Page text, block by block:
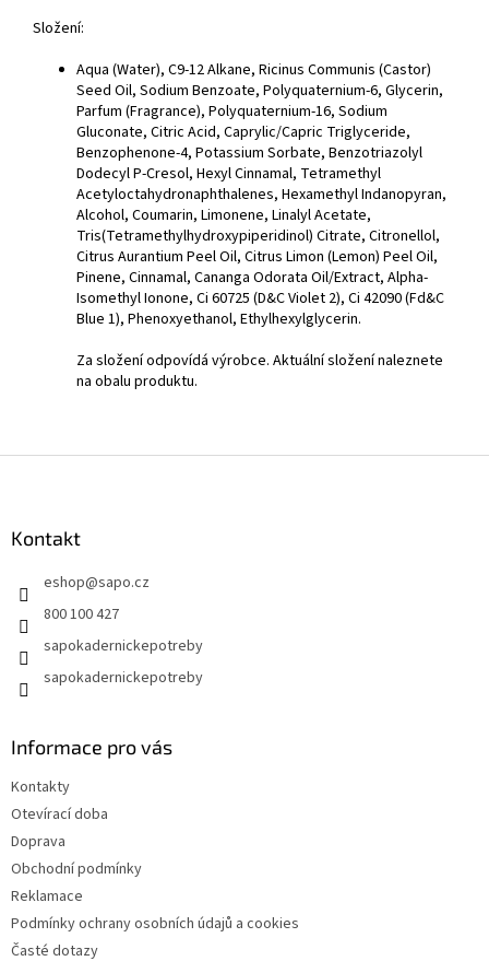
Složení:
Aqua (Water), C9-12 Alkane, Ricinus Communis (Castor)
Seed Oil, Sodium Benzoate, Polyquaternium-6, Glycerin,
Parfum (Fragrance), Polyquaternium-16, Sodium
Gluconate, Citric Acid, Caprylic/Capric Triglyceride,
Benzophenone-4, Potassium Sorbate, Benzotriazolyl
Dodecyl P-Cresol, Hexyl Cinnamal, Tetramethyl
Acetyloctahydronaphthalenes, Hexamethyl Indanopyran,
Alcohol, Coumarin, Limonene, Linalyl Acetate,
Tris(Tetramethylhydroxypiperidinol) Citrate, Citronellol,
Citrus Aurantium Peel Oil, Citrus Limon (Lemon) Peel Oil,
Pinene, Cinnamal, Cananga Odorata Oil/Extract, Alpha-
Isomethyl Ionone, Ci 60725 (D&C Violet 2), Ci 42090 (Fd&C
Blue 1), Phenoxyethanol, Ethylhexylglycerin.
Za složení odpovídá výrobce. Aktuální složení naleznete
na obalu produktu.
Kontakt
eshop@sapo.cz
800 100 427
sapokadernickepotreby
sapokadernickepotreby
Informace pro vás
Kontakty
Otevírací doba
Doprava
Obchodní podmínky
Reklamace
Podmínky ochrany osobních údajů a cookies
Časté dotazy